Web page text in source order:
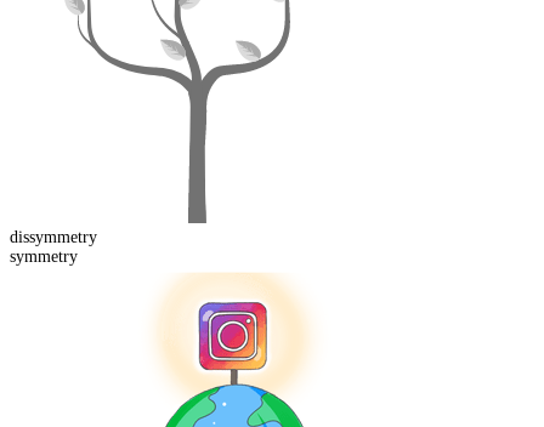
dissymmetry
symmetry